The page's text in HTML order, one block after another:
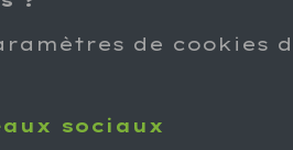
de cookies
sociaux